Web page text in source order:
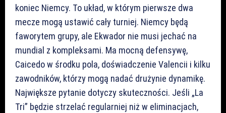
koniec Niemcy. To układ, w którym pierwsze dwa
mecze mogą ustawić cały turniej. Niemcy będą
faworytem grupy, ale Ekwador nie musi jechać na
mundial z kompleksami. Ma mocną defensywę,
Caicedo w środku pola, doświadczenie Valencii i kilku
zawodników, którzy mogą nadać drużynie dynamikę.
Największe pytanie dotyczy skuteczności. Jeśli „La
Tri” będzie strzelać regularniej niż w eliminacjach,